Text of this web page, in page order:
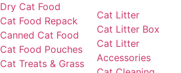
Dry Cat Food
Cat Food Repack
Canned Cat Food
Cat Food Pouches
Cat Treats & Grass
Cat Litter
Cat Litter Box
Cat Litter
Accessories